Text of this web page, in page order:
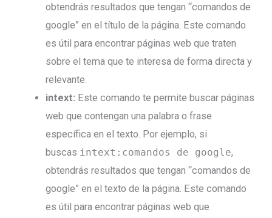
obtendrás resultados que tengan “comandos de
google” en el título de la página. Este comando
es útil para encontrar páginas web que traten
sobre el tema que te interesa de forma directa y
relevante.
intext: Este comando te permite buscar páginas
web que contengan una palabra o frase
específica en el texto. Por ejemplo, si
buscas intext:comandos de google,
obtendrás resultados que tengan “comandos de
google” en el texto de la página. Este comando
es útil para encontrar páginas web que